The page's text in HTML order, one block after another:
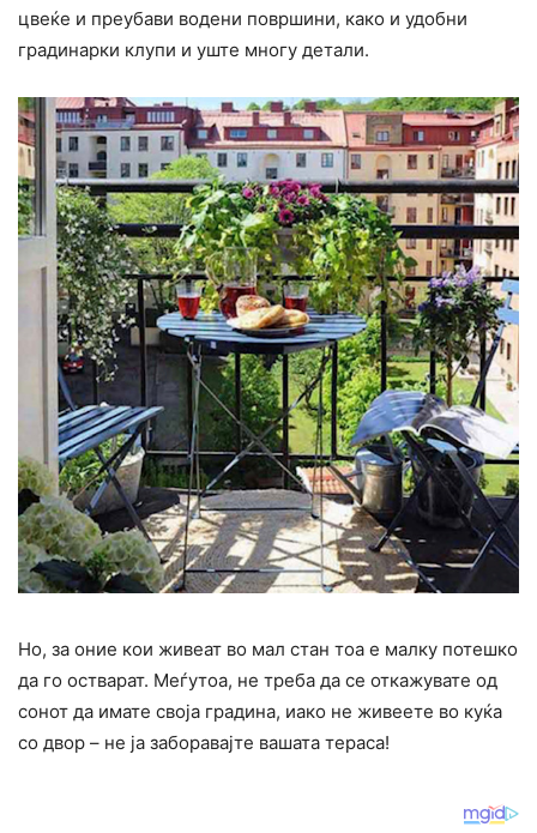
цвеќе и преубави водени површини, како и удобни
градинарки клупи и уште многу детали.
Но, за оние кои живеат во мал стан тоа е малку потешко
да го остварат. Меѓутоа, не треба да се откажувате од
сонот да имате своја градина, иако не живеете во куќа
со двор – не ја заборавајте вашата тераса!